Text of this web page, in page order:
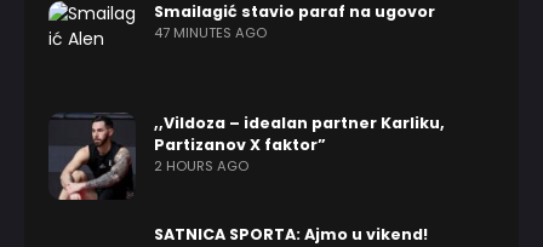
Smailagić stavio paraf na ugovor
47 MINUTES AGO
,,Vildoza – idealan partner Karliku,
Partizanov X faktor”
2 HOURS AGO
SATNICA SPORTA: Ajmo u vikend!